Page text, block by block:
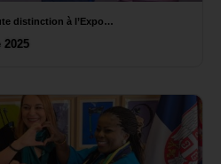
distinction à l’Expo…
2025